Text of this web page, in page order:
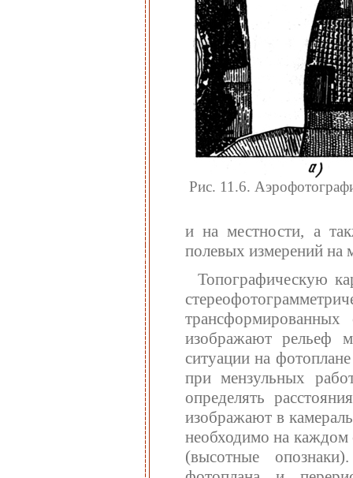
Рис. 11.6.
и на местности, а
полевых измерений на
Топографическую
изображают рельеф
ситуации на
при мензульных
определять
изображают в
необходимо на каждом
(высотные